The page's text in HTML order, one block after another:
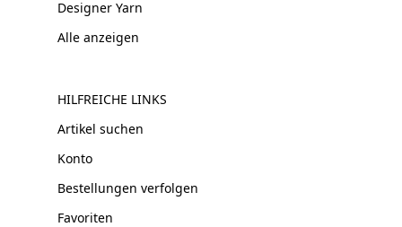
Designer Yarn
Alle anzeigen
HILFREICHE LINKS
Artikel suchen
Konto
Bestellungen verfolgen
Favoriten